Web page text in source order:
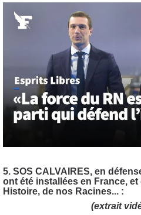
5. SOS CALVAIRES, en
ont été installées en France,
Histoire, de nos Racines... :
(extrait